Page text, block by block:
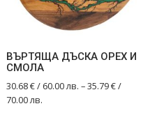
ВЪРТЯЩА ДЪСКА ОРЕХ И
СМОЛА
30.68€/ 60.00 лв.–35.79€/
70.00 лв.